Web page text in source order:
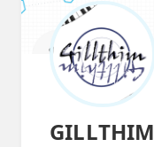
GILLTHIM